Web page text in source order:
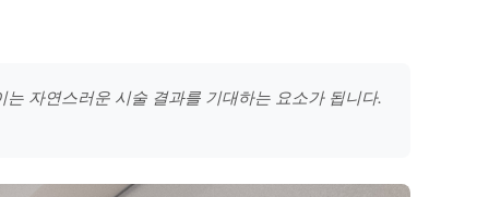
자연스러운 시술 결과를 기대하는 요소가 됩니다.